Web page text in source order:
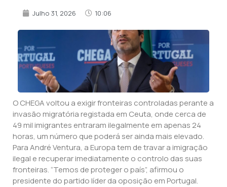
Julho 31, 2026 10:06
O CHEGA voltou a exigir fronteiras controladas perante a
invasão migratória registada em Ceuta, onde cerca de
49 mil imigrantes entraram ilegalmente em apenas 24
horas, um número que poderá ser ainda mais elevado.
Para André Ventura, a Europa tem de travar a imigração
ilegal e recuperar imediatamente o controlo das suas
fronteiras. “Temos de proteger o país”, afirmou o
presidente do partido líder da oposição em Portugal.